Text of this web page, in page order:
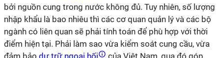
bởi nguồn cung trong nước không đủ. Tuy nhiên, số lượng
nhập khẩu là bao nhiêu thì các cơ quan quản lý và các bộ
ngành có liên quan sẽ phải tính toán để phù hợp với thời
điểm hiện tại. Phải làm sao vừa kiểm soát cung cầu, vừa
đảm bảo dự trữ ngoại hối của Việt Nam, qua đó góp